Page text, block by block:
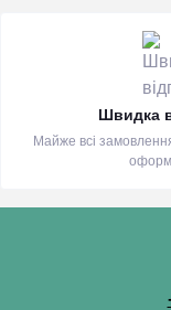
Швидка
Майже всі